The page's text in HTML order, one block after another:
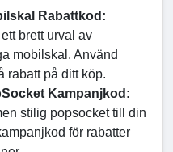
Rabattkod:
brett urval av
mobilskal. Använd
rabatt på ditt köp.
Kampanjkod:
stilig popsocket till din
för rabatter